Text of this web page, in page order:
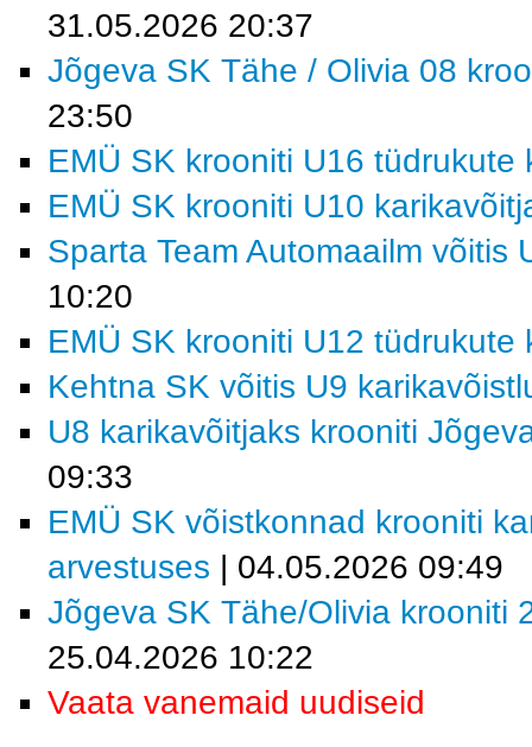
31.05.2026 20:37
Jõgeva SK Tähe / Olivia 08
23:50
EMÜ SK krooniti U16 tüdrukute
EMÜ SK krooniti U10
Sparta Team Automaailm võitis
10:20
EMÜ SK krooniti U12 tüdrukute
Kehtna SK võitis U9
U8 karikavõitjaks krooniti
09:33
EMÜ SK võistkonnad krooniti
arvestuses | 04.05.2026 09:49
Jõgeva SK Tähe/Olivia krooniti
25.04.2026 10:22
Vaata vanemaid uudiseid